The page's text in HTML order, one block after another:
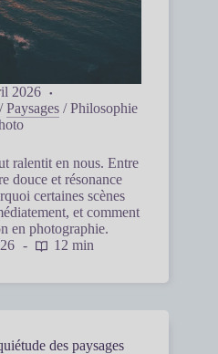
2026
Paysages/Philosophie
ralentit en nous. Entre
douce et résonance
certaines scènes
et comment
en photographie.
12 min
des paysages